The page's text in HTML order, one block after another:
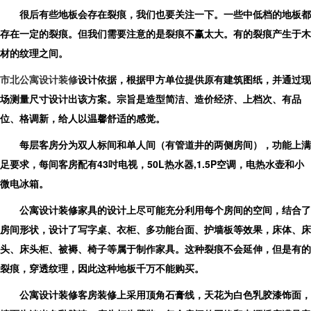
很后有些地板会存在裂痕，我们也要关注一下。一些中低档的地板都
存在一定的裂痕。但我们需要注意的是裂痕不赢太大。有的裂痕产生于木
材的纹理之间。
市北公寓设计装修设计依据，根据甲方单位提供原有建筑图纸，并通过现
场测量尺寸设计出该方案。宗旨是造型简洁、造价经济、上档次、有品
位、格调新，给人以温馨舒适的感觉。
每层客房分为双人标间和单人间（有管道井的两侧房间），功能上满
足要求，每间客房配有43吋电视，50L热水器,1.5P空调，电热水壶和小
微电冰箱。
公寓设计装修家具的设计上尽可能充分利用每个房间的空间，结合了
房间形状，设计了写字桌、衣柜、多功能台面、护墙板等效果，床体、床
头、床头柜、被褥、椅子等属于制作家具。这种裂痕不会延伸，但是有的
裂痕，穿透纹理，因此这种地板千万不能购买。
公寓设计装修客房装修上采用顶角石膏线，天花为白色乳胶漆饰面，